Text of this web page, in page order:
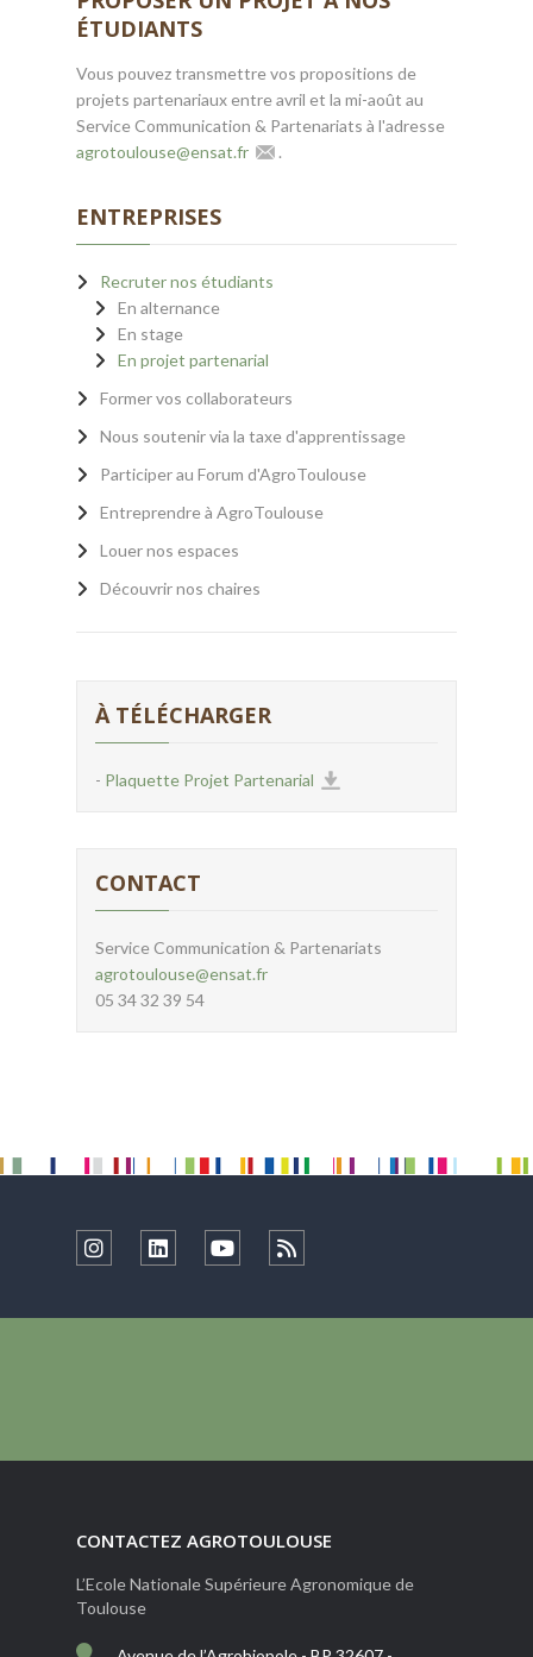
ÉTUDIANTS
Vous pouvez transmettre vos propositions de
projets partenariaux entre avril et la mi-août au
Service Communication & Partenariats à l'adresse
agrotoulouse@ensat.fr .
ENTREPRISES
Recruter nos étudiants
En alternance
En stage
En projet partenarial
Former vos collaborateurs
Nous soutenir via la taxe d'apprentissage
Participer au Forum d'AgroToulouse
Entreprendre à AgroToulouse
Louer nos espaces
Découvrir nos chaires
À TÉLÉCHARGER
- Plaquette Projet Partenarial
CONTACT
Service Communication & Partenariats
agrotoulouse@ensat.fr
05 34 32 39 54
CONTACTEZ AGROTOULOUSE
L’Ecole Nationale Supérieure Agronomique de
Toulouse